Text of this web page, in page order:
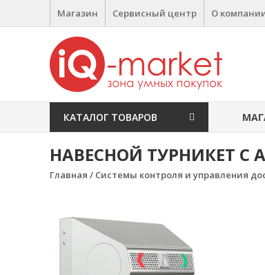
Перейти к содержимому
Магазин Сервисный центр О
IQ Market
зона умных покупок
КАТАЛОГ ТОВАРОВ
НАВЕСНОЙ ТУРНИКЕТ С
Главная / Системы контроля и управления